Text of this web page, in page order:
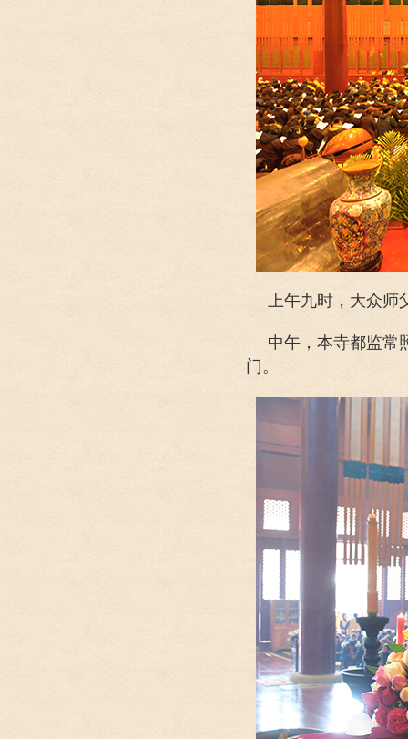
上午九时，大众
中午，本寺都监常
门。